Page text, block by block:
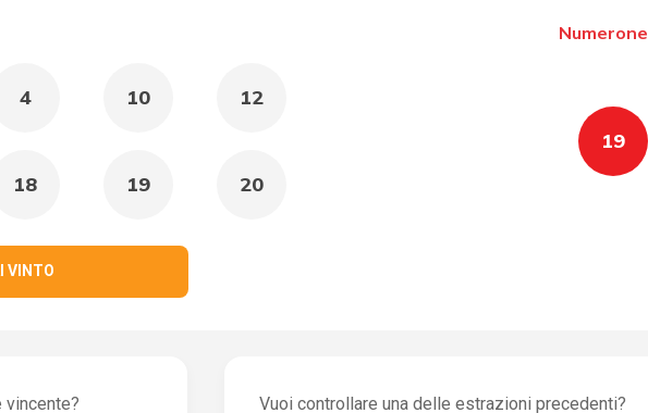
Numerone
4 10 12
18 19 20
19
VINTO
vincente? Vuoi controllare una delle estrazioni precedenti?